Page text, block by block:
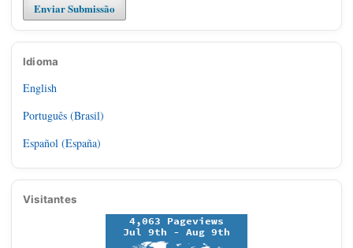
Enviar Submissão
Idioma
English
Português (Brasil)
Español (España)
Visitantes